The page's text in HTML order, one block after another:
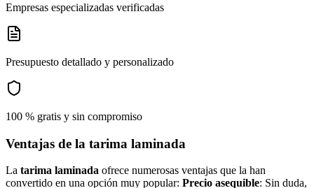
Empresas especializadas verificadas
Presupuesto detallado y personalizado
100 % gratis y sin compromiso
Ventajas de la tarima laminada
La tarima laminada ofrece numerosas ventajas que la han
convertido en una opción muy popular: Precio asequible: Sin duda,